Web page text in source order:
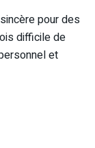
pour des
difficile de
et